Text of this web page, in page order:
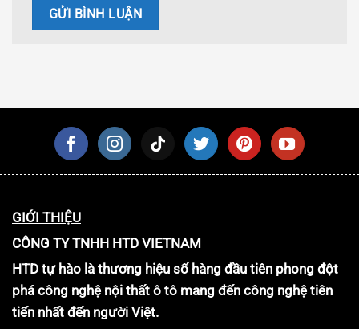
GIỚI THIỆU
CÔNG TY TNHH HTD VIETNAM
HTD tự hào là thương hiệu số hàng đầu tiên phong đột
phá công nghệ nội thất ô tô mang đến công nghệ tiên
tiến nhất đến người Việt.